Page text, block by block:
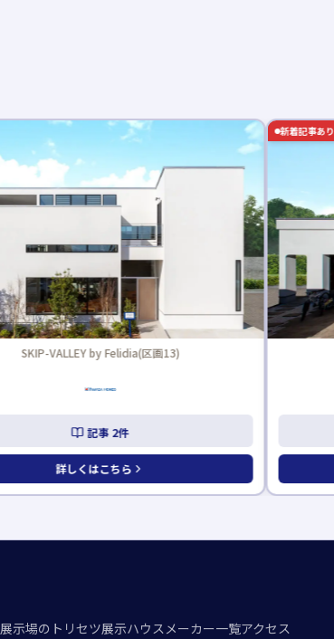
SKIP-VALLEY by Felidia(区画13)
記事 2件
詳しくはこちら
新着記事あり
展示場のトリセツ展示ハウスメーカー一覧アクセス